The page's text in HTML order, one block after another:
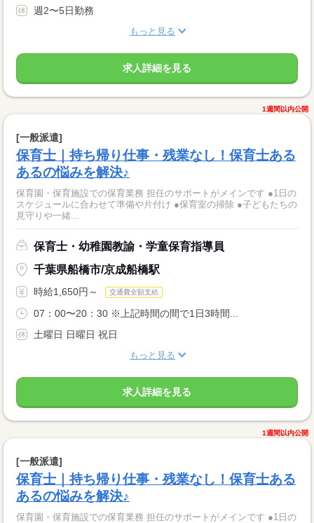
週2〜5日勤務
もっと見る
求人詳細を見る
1週間以内公開
[一般派遣]
保育士｜持ち帰り仕事・残業なし！保育士ある
あるの悩みを解決♪
保育園・保育施設での保育業務 担任のサポートがメインです ●1日の
スケジュールに合わせて準備や片付け ●保育室の掃除 ●子どもたちの
見守りや一緒...
保育士・幼稚園教諭・学童保育指導員
千葉県船橋市/京成船橋駅
時給1,650円～ 交通費全額支給
07：00〜20：30 ※上記時間の間で1日3時間...
土曜日 日曜日 祝日
もっと見る
求人詳細を見る
1週間以内公開
[一般派遣]
保育士｜持ち帰り仕事・残業なし！保育士ある
あるの悩みを解決♪
保育園・保育施設での保育業務 担任のサポートがメインです ●1日の